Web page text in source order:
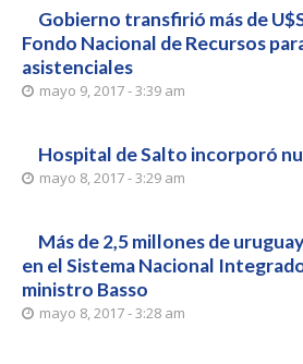
Gobierno transfirió más de
Fondo Nacional de Recursos
asistenciales
mayo 9, 2017 - 3:39 am
Hospital de Salto incorporó
mayo 8, 2017 - 3:29 am
Más de 2,5 millones de
en el Sistema Nacional
ministro Basso
mayo 8, 2017 - 3:28 am